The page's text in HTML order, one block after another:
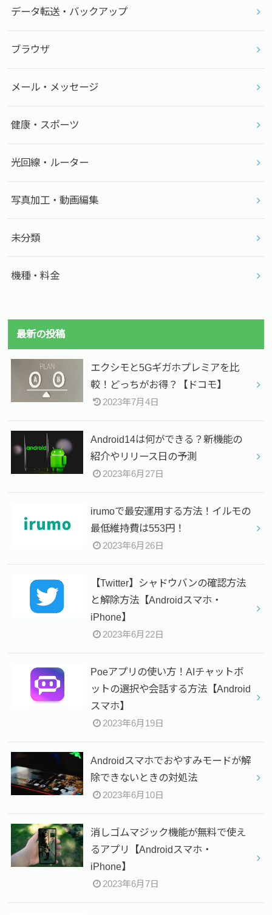
データ転送・バックアップ
ブラウザ
メール・メッセージ
健康・スポーツ
光回線・ルーター
写真加工・動画編集
未分類
機種・料金
最新の投稿
エクシモと5Gギガホプレミアを比
較！どっちがお得？【ドコモ】
2023年7月4日
Android14は何ができる？新機能の
紹介やリリース日の予測
2023年6月27日
irumoで最安運用する方法！イルモの
最低維持費は553円！
2023年6月26日
【Twitter】シャドウバンの確認方法
と解除方法【Androidスマホ・
iPhone】
2023年6月22日
Poeアプリの使い方！AIチャットボ
ットの選択や会話する方法【Android
スマホ】
2023年6月19日
Androidスマホでおやすみモードが解
除できないときの対処法
2023年6月10日
消しゴムマジック機能が無料で使え
るアプリ【Androidスマホ・
iPhone】
2023年6月7日